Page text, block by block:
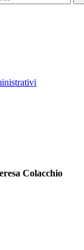
Colacchio